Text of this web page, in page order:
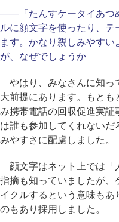
――「たんすケータイあつ
ルに顔文字を使ったり、
ます。かなり親しみやす
が、なぜでしょうか
やはり、みなさんに知っ
大前提にあります。もと
み携帯電話の回収促進実
は誰も参加してくれないだ
みやすさに配慮しました。
顔文字はネット上では「
指摘も知っていましたが、
イクルするという意味もあ
のもあり採用しました。